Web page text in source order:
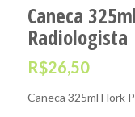
Caneca
Radiologista
R$26,50
Caneca 325ml Flork